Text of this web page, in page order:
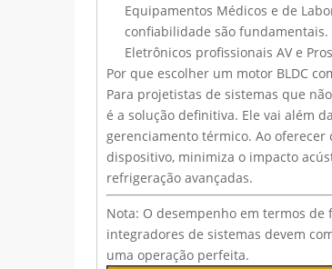
Equipamentos Médicos e de
confiabilidade são fundamentais.
Eletrônicos profissionais AV e
Por que escolher um motor BLDC
Para projetistas de sistemas que
é a solução definitiva. Ele vai além
gerenciamento térmico. Ao
dispositivo, minimiza o impacto
refrigeração avançadas.
Nota: O desempenho em termos de
integradores de sistemas devem
uma operação perfeita.
Bate-papo: weiyu287